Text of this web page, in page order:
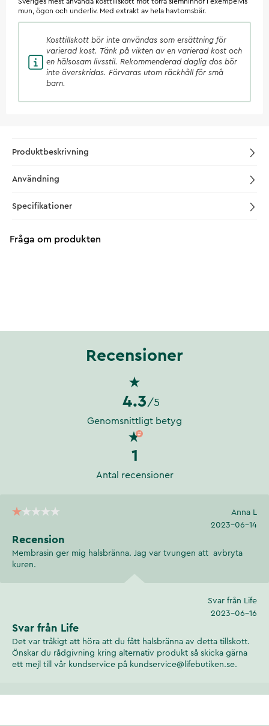
mun, ögon och underliv. Med extrakt av hela havtornsbär.
Kosttillskott bör inte användas som ersättning för
varierad kost. Tänk på vikten av en varierad kost och
en hälsosam livsstil. Rekommenderad daglig dos bör
inte överskridas. Förvaras utom räckhåll för små
barn.
Produktbeskrivning
Användning
Specifikationer
Fråga om produkten
Recensioner
4.3 /5
Genomsnittligt betyg
1
Antal recensioner
Anna L
2023-06-14
Recension
Membrasin ger mig halsbränna. Jag var tvungen att avbryta
kuren.
Svar från Life
2023-06-16
Svar från Life
Det var tråkigt att höra att du fått halsbränna av detta tillskott.
Önskar du rådgivning kring alternativ produkt så skicka gärna
ett mejl till vår kundservice på kundservice@lifebutiken.se.